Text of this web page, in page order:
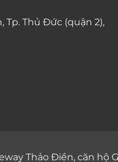
Tp. Thủ Đức (quận 2),
Thảo Điền, căn hộ